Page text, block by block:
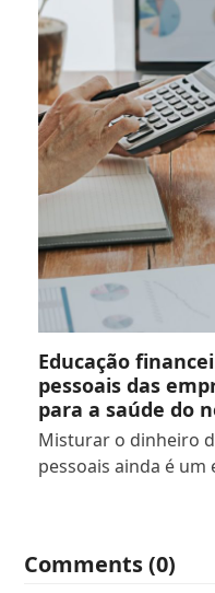
Educação
pessoais das
para a saúde do
Misturar o dinheiro
pessoais ainda é
Comments (0)